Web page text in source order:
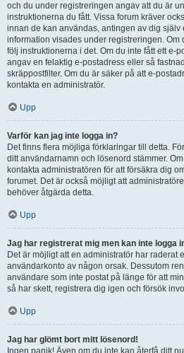
och du under registreringen angav att du är
instruktionerna du fått. Vissa forum kräver
innan de kan användas, antingen av dig
information visades under registreringen. Om
följ instruktionerna i det. Om du inte fått ett e-
angav en felaktig e-postadress eller så
skräppostfilter. Om du är säker på att e-
kontakta en administratör.
Upp
Varför kan jag inte logga in?
Det finns flera möjliga förklaringar till detta.
ditt användarnamn och lösenord stämmer.
kontakta administratören för att försäkra dig
forumet. Det är också möjligt att
behöver åtgärda detta.
Upp
Jag har registrerat mig men kan inte logga
Det är möjligt att en administratör har raderat
användarkonto av någon orsak. Dessutom
användare som inte postat på länge för att
så har skett, registrera dig igen och försök
Upp
Jag har glömt bort mitt lösenord!
Ingen panik! Även om du inte kan återfå ditt